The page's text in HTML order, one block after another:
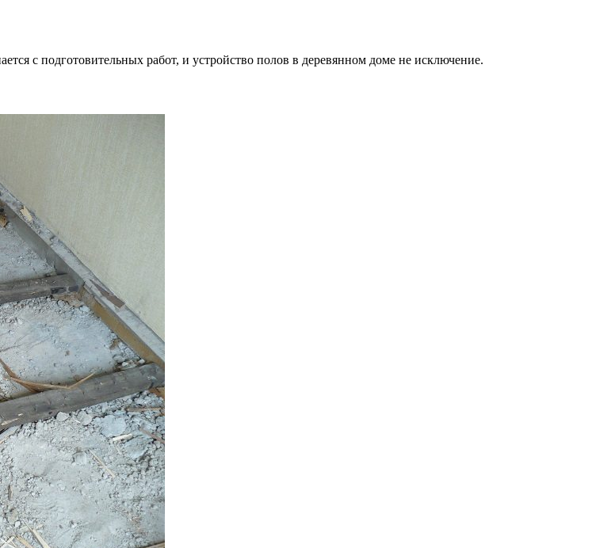
с подготовительных работ, и устройство полов в деревянном доме не исключение.